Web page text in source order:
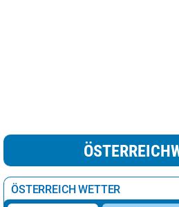
ÖSTERREICH WETTER